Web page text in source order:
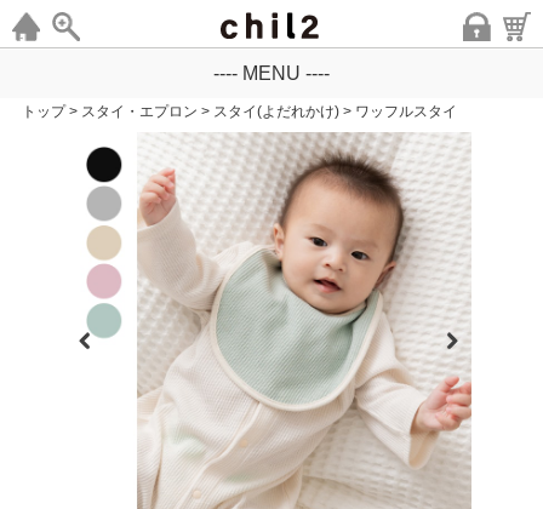
---- MENU ----
トップ > スタイ・エプロン > スタイ(よだれかけ) > ワッフルスタイ